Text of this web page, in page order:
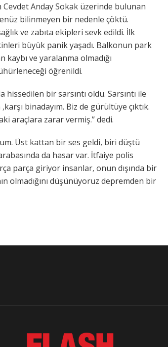
Cevdet Anday Sokak üzerinde bulunan
bilinmeyen bir nedenle çöktü.
ve zabıta ekipleri sevk edildi. İlk
büyük panik yaşadı. Balkonun park
ve yaralanma olmadığı
öğrenildi.
bir sarsıntı oldu. Sarsıntı ile
binadayım. Biz de gürültüye çıktık.
araçlara zarar vermiş.” dedi.
Üst kattan bir ses geldi, biri düştü
da hasar var. İtfaiye polis
parça giriyor insanlar, onun dışında bir
olmadığını düşünüyoruz depremden bir